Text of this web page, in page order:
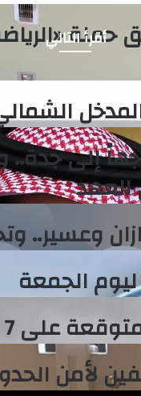
أقرأ التالي
إلى جدة..
العهد
وعسير..
الجمعة
على 7 مناطق